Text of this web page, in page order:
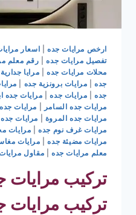
ارخص مرايات جده| اسعار
تفصيل مرايات جده| رقم معلم
محلات مرايات جده| مرايا
جده| مرايات برونزية جده
جده| مرايات جده| مرايات جده
مرايات جده السامر
مرايات
مرايات جده المروة
مرايات جده
مرايات غرف نوم جده| مرايات
مرايات مضيئة جده| مرايات
معلم مرايات جده| مقاول
تركيب مرايات
تركيب مرايات